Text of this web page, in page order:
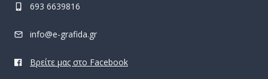
693 6639816
info@e-grafida.gr
Βρείτε μας στο Facebook